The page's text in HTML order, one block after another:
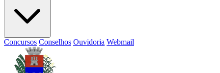
Concursos Conselhos Ouvidoria Webmail